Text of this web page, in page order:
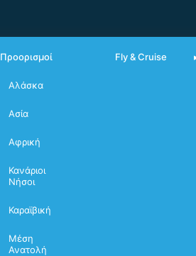
Προορισμοί
Αλάσκα
Ασία
Αφρική
Κανάριοι
Νήσοι
Καραϊβική
Μέση
Ανατολή
Fly & Cruise